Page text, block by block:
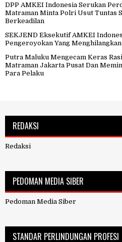
DPP AMKEI Indonesia Serukan
Matraman Minta Polri Usut Tuntas
Berkeadilan
SEKJEND Eksekutif AMKEI
Pengeroyokan Yang
Putra Maluku Mengecam Keras
Matraman Jakarta Pusat Dan
Para Pelaku
REDAKSI
Redaksi
PEDOMAN MEDIA SIBER
Pedoman Media Siber
STANDAR PERLINDUNGAN PROFESI